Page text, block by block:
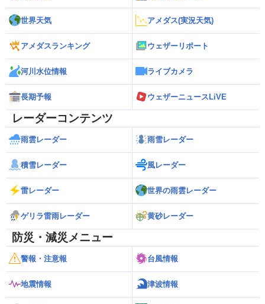
世界天気 アメダス(実況天気)
アメダスランキング ウェザーリポート
河川水位情報 ライブカメラ
長期予報 ウェザーニュースLiVE
レーダーコンテンツ
雨雲レーダー 雨雪レーダー
積雪レーダー 風レーダー
雷レーダー 世界の雨雲レーダー
ゲリラ雷雨レーダー 黄砂レーダー
防災・減災メニュー
警報・注意報 台風情報
地震情報 津波情報